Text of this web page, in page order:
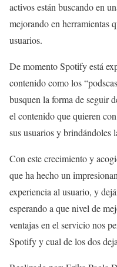
activos están buscando en
mejorando en herramientas
usuarios.
De momento Spotify está
contenido como los
busquen la forma de seguir
el contenido que quieren
sus usuarios y brindándoles
Con este crecimiento y
que ha hecho un
experiencia al usuario, y
esperando a que nivel de
ventajas en el servicio nos
Spotify y cual de los dos